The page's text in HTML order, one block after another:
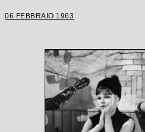
06 FEBBRAIO 1963